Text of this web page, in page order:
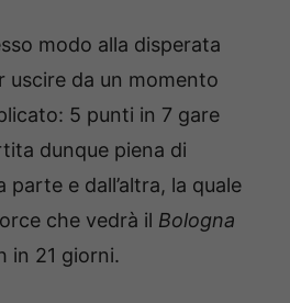
modo alla disperata
uscire da un momento
5 punti in 7 gare
dunque piena di
e dall’altra, la quale
che vedrà il Bologna
in 21 giorni.